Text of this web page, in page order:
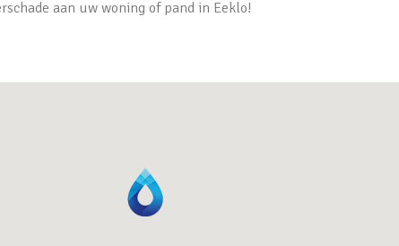
aan uw woning of pand in Eeklo!